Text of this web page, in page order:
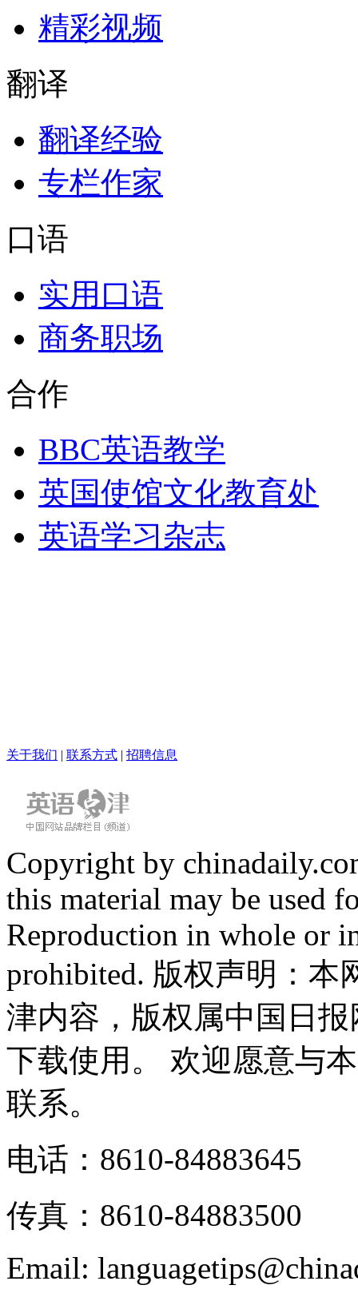
精彩视频
翻译
翻译经验
专栏作家
口语
实用口语
商务职场
合作
BBC英语教学
英国使馆文化教育处
英语学习杂志
关于我们 | 联系方式 | 招聘信息
Copyright by
this material may be used
Reproduction in whole or
prohibited. 版权声明：
津内容，版权属中国日
下载使用。 欢迎愿意与
联系。
电话：8610-84883645
传真：8610-84883500
Email: